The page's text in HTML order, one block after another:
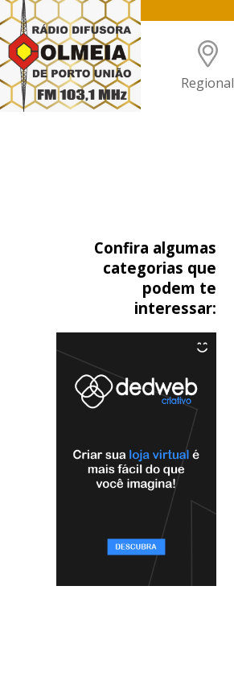
Regional
Confira algumas
categorias que
podem te
interessar: